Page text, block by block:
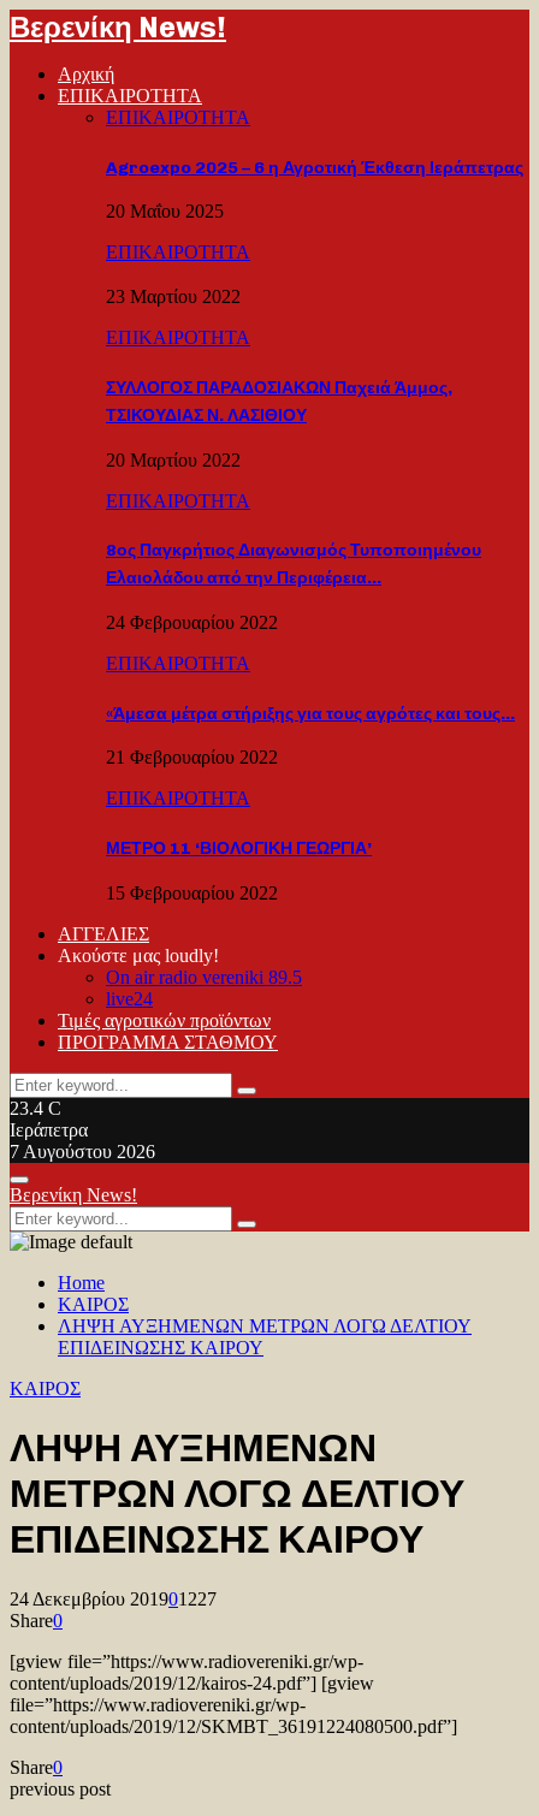
Βερενίκη News!
Αρχική
ΕΠΙΚΑΙΡΟΤΗΤΑ
ΕΠΙΚΑΙΡΟΤΗΤΑ
Agroexpo 2025 – 6 η Αγροτική Έκθεση Ιεράπετρας
20 Μαΐου 2025
ΕΠΙΚΑΙΡΟΤΗΤΑ
23 Μαρτίου 2022
ΕΠΙΚΑΙΡΟΤΗΤΑ
ΣΥΛΛΟΓΟΣ ΠΑΡΑΔΟΣΙΑΚΩΝ Παχειά Άμμος,
ΤΣΙΚΟΥΔΙΑΣ Ν. ΛΑΣΙΘΙΟΥ
20 Μαρτίου 2022
ΕΠΙΚΑΙΡΟΤΗΤΑ
8ος Παγκρήτιος Διαγωνισμός Τυποποιημένου
Ελαιολάδου από την Περιφέρεια…
24 Φεβρουαρίου 2022
ΕΠΙΚΑΙΡΟΤΗΤΑ
«Άμεσα μέτρα στήριξης για τους αγρότες και τους…
21 Φεβρουαρίου 2022
ΕΠΙΚΑΙΡΟΤΗΤΑ
ΜΕΤΡΟ 11 ‘ΒΙΟΛΟΓΙΚΗ ΓΕΩΡΓΙΑ’
15 Φεβρουαρίου 2022
ΑΓΓΕΛΙΕΣ
Ακούστε μας loudly!
On air radio vereniki 89.5
live24
Τιμές αγροτικών προϊόντων
ΠΡΟΓΡΑΜΜΑ ΣΤΑΘΜΟΥ
Search
for:
Search
23.4 C
Ιεράπετρα
7 Αυγούστου 2026
Facebook
Twitter
Youtube
Primary
Menu
Βερενίκη News!
Search
for:
Search
Home
ΚΑΙΡΟΣ
ΛΗΨΗ ΑΥΞΗΜΕΝΩΝ ΜΕΤΡΩΝ ΛΟΓΩ ΔΕΛΤΙΟΥ
ΕΠΙΔΕΙΝΩΣΗΣ ΚΑΙΡΟΥ
ΚΑΙΡΟΣ
ΛΗΨΗ ΑΥΞΗΜΕΝΩΝ
ΜΕΤΡΩΝ ΛΟΓΩ ΔΕΛΤΙΟΥ
ΕΠΙΔΕΙΝΩΣΗΣ ΚΑΙΡΟΥ
24 Δεκεμβρίου 201901227
Share0
[gview file=”https://www.radiovereniki.gr/wp-
content/uploads/2019/12/kairos-24.pdf”] [gview
file=”https://www.radiovereniki.gr/wp-
content/uploads/2019/12/SKMBT_36191224080500.pdf”]
Share0
previous post